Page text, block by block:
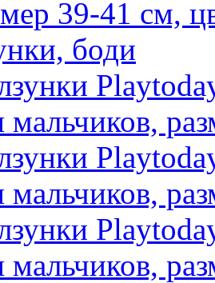
39-41 см,
боди
мальчиков,
мальчиков,
мальчиков,